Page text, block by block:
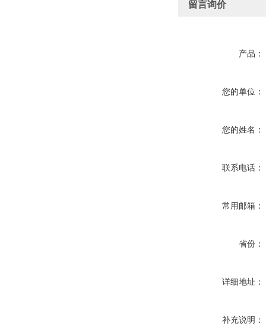
留言询价
产品：
您的单位：
您的姓名：
联系电话：
常用邮箱：
省份：
详细地址：
补充说明：